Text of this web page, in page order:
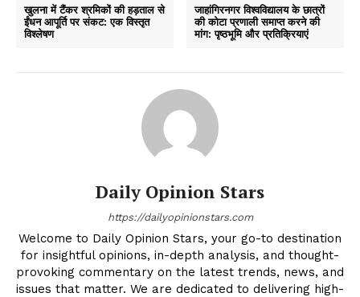
खुलना में टैंकर श्रमिकों की हड़ताल से
ईंधन आपूर्ति पर संकट: एक विस्तृत
विश्लेषण
जाहांगिरनगर विश्वविद्यालय के छात्रों
की कोटा प्रणाली समाप्त करने की
मांग: पृष्ठभूमि और प्रतिक्रियाएं
Daily Opinion Stars
https://dailyopinionstars.com
Welcome to Daily Opinion Stars, your go-to destination
for insightful opinions, in-depth analysis, and thought-
provoking commentary on the latest trends, news, and
issues that matter. We are dedicated to delivering high-